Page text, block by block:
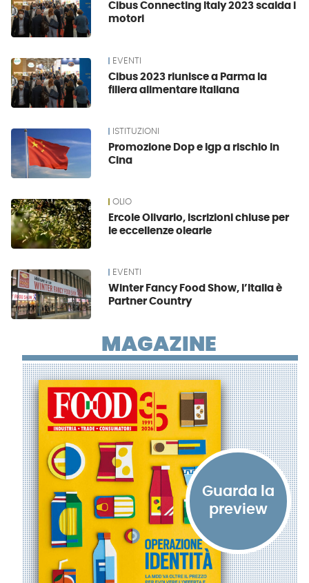
Cibus Connecting Italy 2023 scalda i
motori
EVENTI
Cibus 2023 riunisce a Parma la
filiera alimentare italiana
ISTITUZIONI
Promozione Dop e Igp a rischio in
Cina
OLIO
Ercole Olivario, iscrizioni chiuse per
le eccellenze olearie
EVENTI
Winter Fancy Food Show, l’Italia è
Partner Country
MAGAZINE